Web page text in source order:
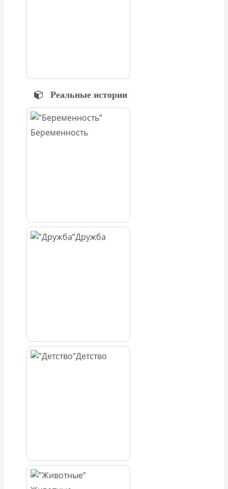
Реальные истории
Беременность
Дружба
Детство